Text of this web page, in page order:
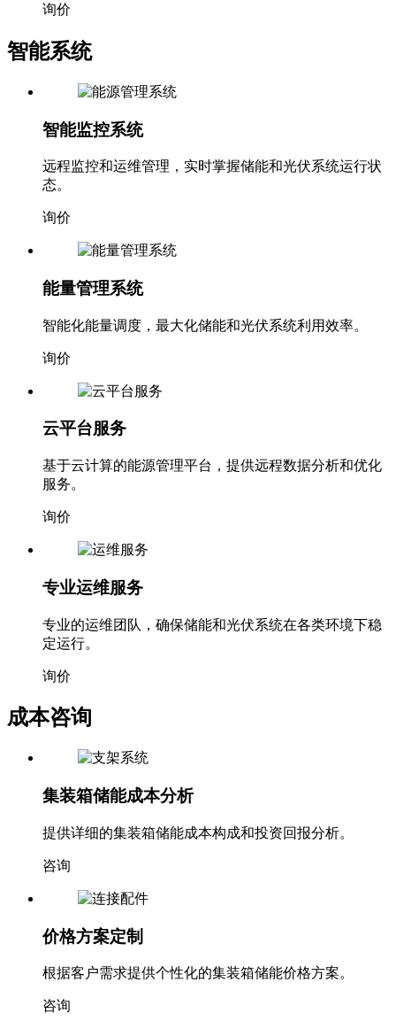
询价
智能系统
智能监控系统
远程监控和运维管理，实时掌握储能和光伏系统运行状
态。
询价
能量管理系统
智能化能量调度，最大化储能和光伏系统利用效率。
询价
云平台服务
基于云计算的能源管理平台，提供远程数据分析和优化
服务。
询价
专业运维服务
专业的运维团队，确保储能和光伏系统在各类环境下稳
定运行。
询价
成本咨询
集装箱储能成本分析
提供详细的集装箱储能成本构成和投资回报分析。
咨询
价格方案定制
根据客户需求提供个性化的集装箱储能价格方案。
咨询